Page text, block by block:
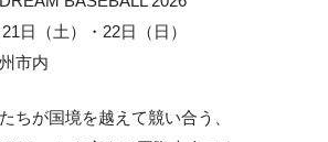
日（土）・22日（日）
市内
ちが国境を越えて競い合う、